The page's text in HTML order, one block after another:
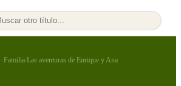
· Familia›Las aventuras de Enrique y Ana